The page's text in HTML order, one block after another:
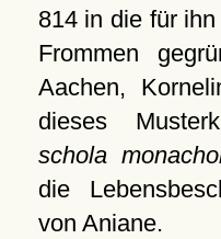
814 in die für
Frommen
Aachen,
dieses
schola
die
von Aniane.